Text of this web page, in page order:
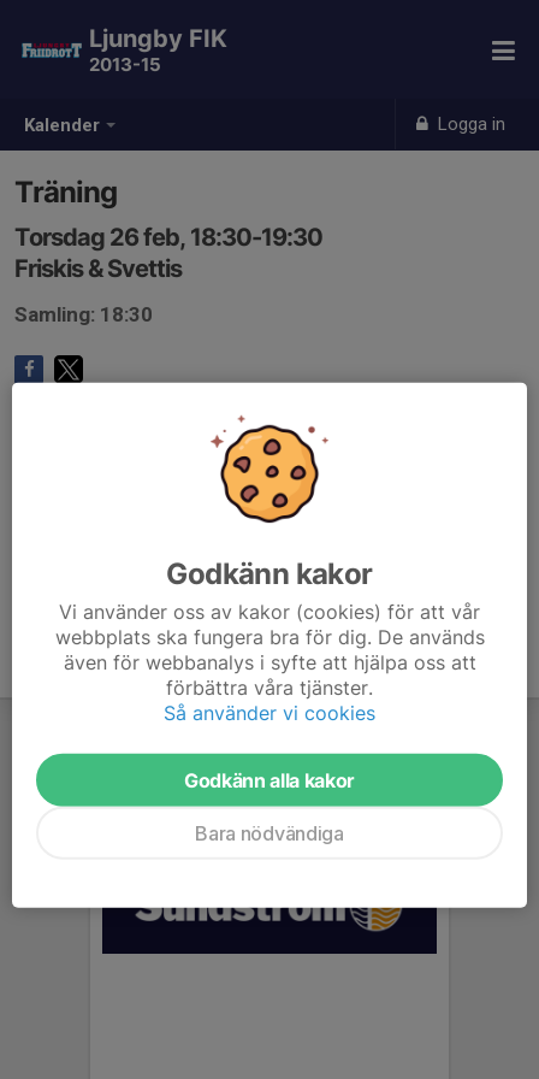
Kalender Logga in
Ljungby FIK
2013-15
Träning
Torsdag 26 feb, 18:30-19:30
Friskis & Svettis
Samling: 18:30
Godkänn kakor
Vi använder oss av kakor (cookies) för att vår
webbplats ska fungera bra för dig. De används
även för webbanalys i syfte att hjälpa oss att
förbättra våra tjänster.
Så använder vi cookies
Godkänn alla kakor
Bara nödvändiga